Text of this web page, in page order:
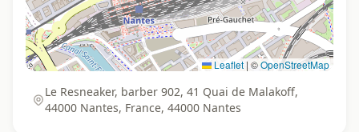
Leaflet | ©OpenStreetMap
Le Resneaker, barber 902, 41 Quai de Malakoff,
44000 Nantes, France, 44000 Nantes